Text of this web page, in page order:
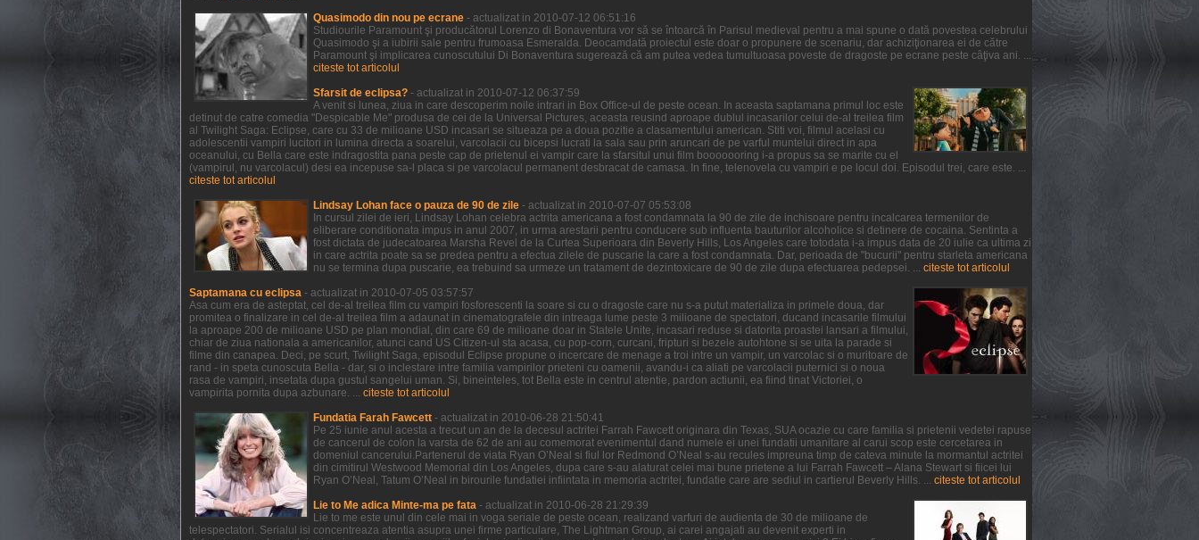
Quasimodo din nou pe ecrane - actualizat in 2010-07-12 06:51:16
Studiourile Paramount şi producătorul Lorenzo di Bonaventura vor să se întoarcă în Parisul medieval pentru a mai spune o dată povestea celebrului
Quasimodo şi a iubirii sale pentru frumoasa Esmeralda. Deocamdată proiectul este doar o propunere de scenariu, dar achiziţionarea ei de către
Paramount şi implicarea cunoscutului Di Bonaventura sugerează că am putea vedea tumultuoasa poveste de dragoste pe ecrane peste câţiva ani. ...
citeste tot articolul
Sfarsit de eclipsa? - actualizat in 2010-07-12 06:37:59
A venit si lunea, ziua in care descoperim noile intrari in Box Office-ul de peste ocean. In aceasta saptamana primul loc este
detinut de catre comedia "Despicable Me" produsa de cei de la Universal Pictures, aceasta reusind aproape dublul incasarilor celui de-al treilea film
al Twilight Saga: Eclipse, care cu 33 de milioane USD incasari se situeaza pe a doua pozitie a clasamentului american. Stiti voi, filmul acelasi cu
adolescentii vampiri lucitori in lumina directa a soarelui, varcolacii cu bicepsi lucrati la sala sau prin aruncari de pe varful muntelui direct in apa
oceanului, cu Bella care este indragostita pana peste cap de prietenul ei vampir care la sfarsitul unui film booooooring i-a propus sa se marite cu el
(vampirul, nu varcolacul) desi ea incepuse sa-l placa si pe varcolacul permanent desbracat de camasa. In fine, telenovela cu vampiri e pe locul doi. Episodul trei, care este. ...
citeste tot articolul
Lindsay Lohan face o pauza de 90 de zile - actualizat in 2010-07-07 05:53:08
In cursul zilei de ieri, Lindsay Lohan celebra actrita americana a fost condamnata la 90 de zile de inchisoare pentru incalcarea termenilor de
eliberare conditionata impus in anul 2007, in urma arestarii pentru conducere sub influenta bauturilor alcoholice si detinere de cocaina. Sentinta a
fost dictata de judecatoarea Marsha Revel de la Curtea Superioara din Beverly Hills, Los Angeles care totodata i-a impus data de 20 iulie ca ultima zi
in care actrita poate sa se predea pentru a efectua zilele de puscarie la care a fost condamnata. Dar, perioada de "bucurii" pentru starleta americana
nu se termina dupa puscarie, ea trebuind sa urmeze un tratament de dezintoxicare de 90 de zile dupa efectuarea pedepsei. ... citeste tot articolul
Saptamana cu eclipsa - actualizat in 2010-07-05 03:57:57
Asa cum era de asteptat, cel de-al treilea film cu vampiri fosforescenti la soare si cu o dragoste care nu s-a putut materializa in primele doua, dar
promitea o finalizare in cel de-al treilea film a adaunat in cinematografele din intreaga lume peste 3 milioane de spectatori, ducand incasarile filmului
la aproape 200 de milioane USD pe plan mondial, din care 69 de milioane doar in Statele Unite, incasari reduse si datorita proastei lansari a filmului,
chiar de ziua nationala a americanilor, atunci cand US Citizen-ul sta acasa, cu pop-corn, curcani, fripturi si bezele autohtone si se uita la parade si
filme din canapea. Deci, pe scurt, Twilight Saga, episodul Eclipse propune o incercare de menage a troi intre un vampir, un varcolac si o muritoare de
rand - in speta cunoscuta Bella - dar, si o inclestare intre familia vampirilor prieteni cu oamenii, avandu-i ca aliati pe varcolacii puternici si o noua
rasa de vampiri, insetata dupa gustul sangelui uman. Si, bineinteles, tot Bella este in centrul atentie, pardon actiunii, ea fiind tinat Victoriei, o
vampirita pornita dupa azbunare. ... citeste tot articolul
Fundatia Farah Fawcett - actualizat in 2010-06-28 21:50:41
Pe 25 iunie anul acesta a trecut un an de la decesul actritei Farrah Fawcett originara din Texas, SUA ocazie cu care familia si prietenii vedetei rapuse
de cancerul de colon la varsta de 62 de ani au comemorat evenimentul dand numele ei unei fundatii umanitare al carui scop este cercetarea in
domeniul cancerului.Partenerul de viata Ryan O’Neal si fiul lor Redmond O’Neal s-au recules impreuna timp de cateva minute la mormantul actritei
din cimitirul Westwood Memorial din Los Angeles, dupa care s-au alaturat celei mai bune prietene a lui Farrah Fawcett – Alana Stewart si fiicei lui
Ryan O’Neal, Tatum O’Neal in birourile fundatiei infiintata in memoria actritei, fundatie care are sediul in cartierul Beverly Hills. ... citeste tot articolul
Lie to Me adica Minte-ma pe fata - actualizat in 2010-06-28 21:29:39
Lie to me este unul din cele mai in voga seriale de peste ocean, realizand varfuri de audienta de 30 de milioane de
telespectatori. Serialul isi concentreaza atentia asupra unei firme particulare, The Lightman Group, ai carei angajati au devenit experti in